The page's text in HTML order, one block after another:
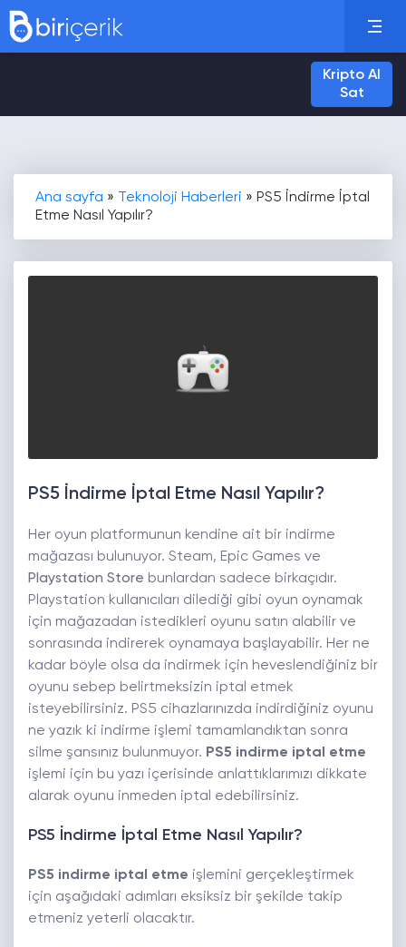
Kripto Al
Sat
Ana sayfa » Teknoloji Haberleri » PS5 İndirme İptal
Etme Nasıl Yapılır?
PS5 İndirme İptal Etme Nasıl Yapılır?
Her oyun platformunun kendine ait bir indirme
mağazası bulunuyor. Steam, Epic Games ve
Playstation Store bunlardan sadece birkaçıdır.
Playstation kullanıcıları dilediği gibi oyun oynamak
için mağazadan istedikleri oyunu satın alabilir ve
sonrasında indirerek oynamaya başlayabilir. Her ne
kadar böyle olsa da indirmek için heveslendiğiniz bir
oyunu sebep belirtmeksizin iptal etmek
isteyebilirsiniz. PS5 cihazlarınızda indirdiğiniz oyunu
ne yazık ki indirme işlemi tamamlandıktan sonra
silme şansınız bulunmuyor. PS5 indirme iptal etme
işlemi için bu yazı içerisinde anlattıklarımızı dikkate
alarak oyunu inmeden iptal edebilirsiniz.
PS5 İndirme İptal Etme Nasıl Yapılır?
PS5 indirme iptal etme işlemini gerçekleştirmek
için aşağıdaki adımları eksiksiz bir şekilde takip
etmeniz yeterli olacaktır.